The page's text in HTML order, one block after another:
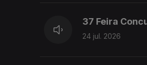
37 Feira
24 jul. 2026